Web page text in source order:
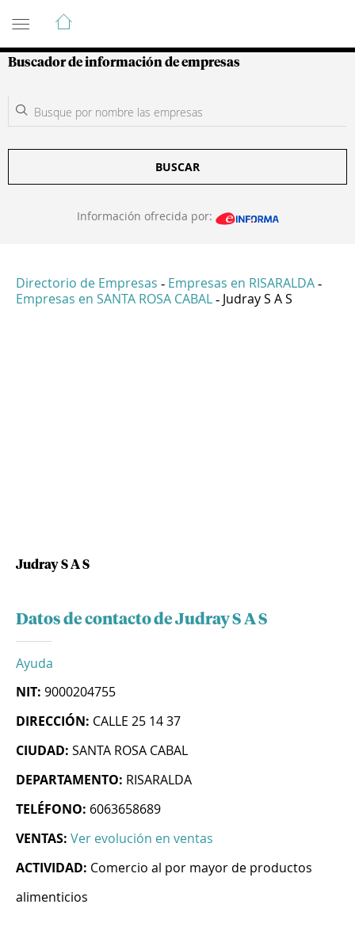
Guía de Empresas Colombianas
Buscador de información de empresas
BUSCAR
Información ofrecida por:
Directorio de Empresas - Empresas en RISARALDA -
Empresas en SANTA ROSA CABAL - Judray S A S
Judray S A S
Datos de contacto de Judray S A S
Ayuda
NIT: 9000204755
DIRECCIÓN: CALLE 25 14 37
CIUDAD: SANTA ROSA CABAL
DEPARTAMENTO: RISARALDA
TELÉFONO: 6063658689
VENTAS: Ver evolución en ventas
ACTIVIDAD: Comercio al por mayor de productos
alimenticios